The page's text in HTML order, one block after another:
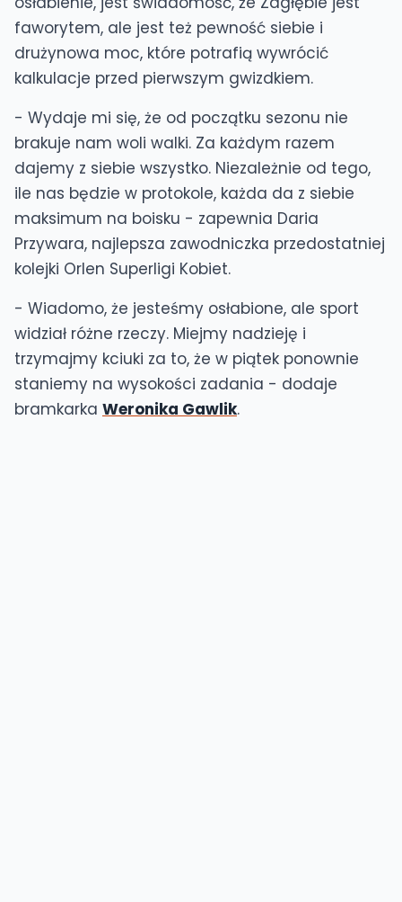
faworytem, ale jest też pewność siebie i
drużynowa moc, które potrafią wywrócić
kalkulacje przed pierwszym gwizdkiem.
- Wydaje mi się, że od początku sezonu nie
brakuje nam woli walki. Za każdym razem
dajemy z siebie wszystko. Niezależnie od tego,
ile nas będzie w protokole, każda da z siebie
maksimum na boisku - zapewnia Daria
Przywara, najlepsza zawodniczka przedostatniej
kolejki Orlen Superligi Kobiet.
- Wiadomo, że jesteśmy osłabione, ale sport
widział różne rzeczy. Miejmy nadzieję i
trzymajmy kciuki za to, że w piątek ponownie
staniemy na wysokości zadania - dodaje
bramkarka Weronika Gawlik.